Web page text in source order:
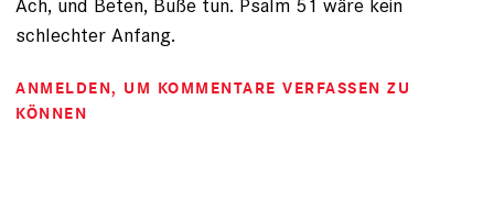
schlechter Anfang.
ANMELDEN, UM KOMMENTARE VERFASSEN ZU
KÖNNEN